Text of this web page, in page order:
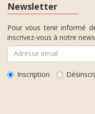
Newsletter
Pour vous tenir informé
inscrivez-vous à notre
Inscription